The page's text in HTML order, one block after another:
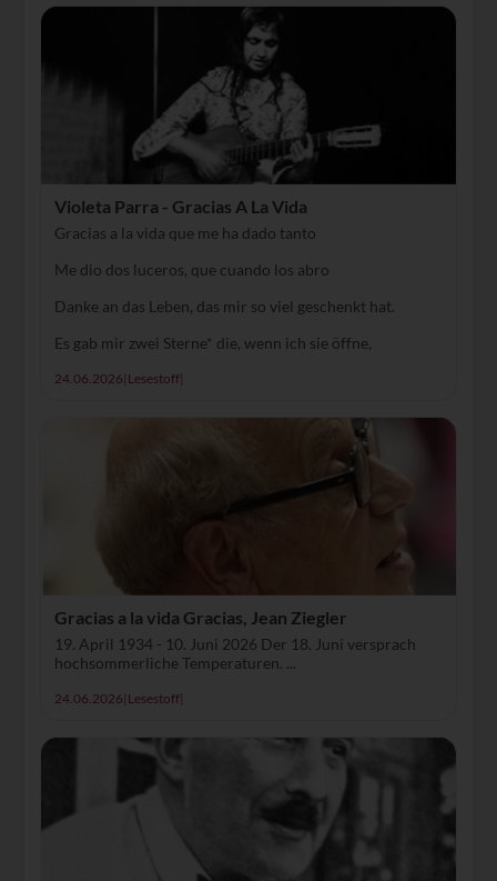
Violeta Parra - Gracias A La Vida
Gracias a la vida que me ha dado tanto
Me dio dos luceros, que cuando los abro
Danke an das Leben, das mir so viel geschenkt hat.
Es gab mir zwei Sterne* die, wenn ich sie öffne,
24.06.2026| Lesestoff|
Gracias a la vida Gracias, Jean Ziegler
19. April 1934 - 10. Juni 2026 Der 18. Juni versprach
hochsommerliche Temperaturen. ...
24.06.2026| Lesestoff|